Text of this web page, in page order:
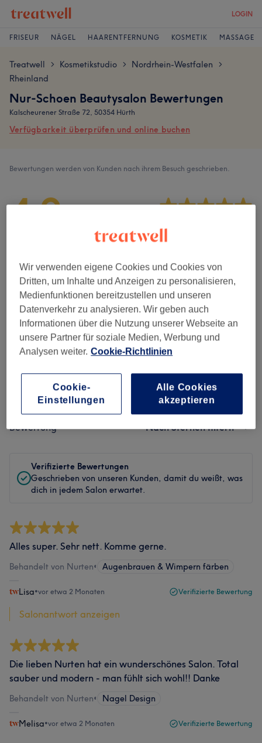
LOGIN
FRISEUR NÄGEL HAARENTFERNUNG KOSMETIK MASSAGE
Treatwell > Kosmetikstudio > Nordrhein-Westfalen >
Rheinland
Nur-Schoen Beautysalon Bewertungen
Kalscheurener Straße 72, 50354 Hürth
Verfügbarkeit überprüfen und online buchen
Bewertungen werden von Kunden nach ihrem Besuch geschrieben.
4,9
Sauberkeit
Service
Behandlung Alle Bewertungen
Bewertung Nach Sternen filtern
Verifizierte Bewertungen
Geschrieben von unseren Kunden, damit du weißt, was
dich in jedem Salon erwartet.
Alles super. Sehr nett. Komme gerne.
Behandelt von Nurten• Augenbrauen & Wimpern färben
Lisa•vor etwa 2 Monaten Verifizierte Bewertung
Salonantwort anzeigen
Die lieben Nurten hat ein wunderschönes Salon. Total
sauber und modern - man fühlt sich wohl!! Danke
Behandelt von Nurten• Nagel Design
Melisa•vor etwa 2 Monaten Verifizierte Bewertung
Wir verwenden eigene Cookies und Cookies von
Dritten, um Inhalte und Anzeigen zu personalisieren,
Medienfunktionen bereitzustellen und unseren
Datenverkehr zu analysieren. Wir geben auch
Informationen über die Nutzung unserer Webseite an
unsere Partner für soziale Medien, Werbung und
Analysen weiter. Cookie-Richtlinien
Cookie-
Einstellungen
Alle Cookies
akzeptieren